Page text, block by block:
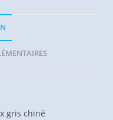
gris chiné